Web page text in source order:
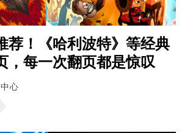
荐！《哈利波特》等经典
，每一次翻页都是惊叹
心